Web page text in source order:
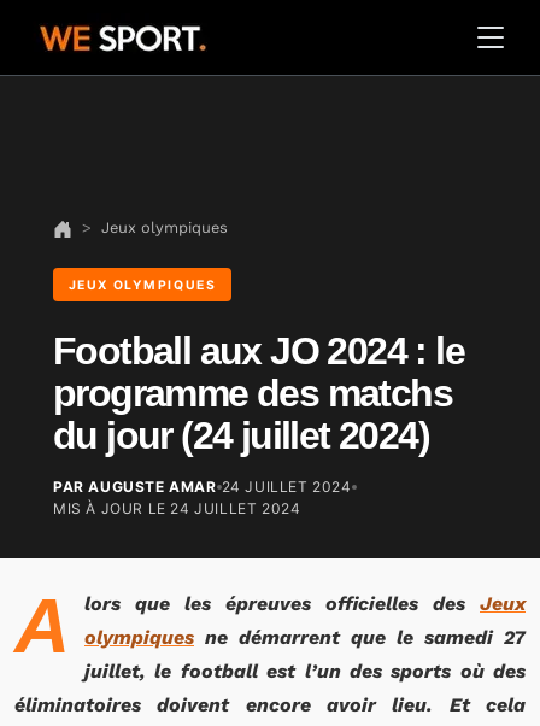
Jeux olympiques
JEUX OLYMPIQUES
Football aux JO 2024 : le
programme des matchs
du jour (24 juillet 2024)
PAR AUGUSTE AMAR 24 JUILLET 2024
MIS À JOUR LE 24 JUILLET 2024
A lors que les épreuves officielles des Jeux
olympiques ne démarrent que le samedi 27
juillet, le football est l’un des sports où des
éliminatoires doivent encore avoir lieu. Et cela